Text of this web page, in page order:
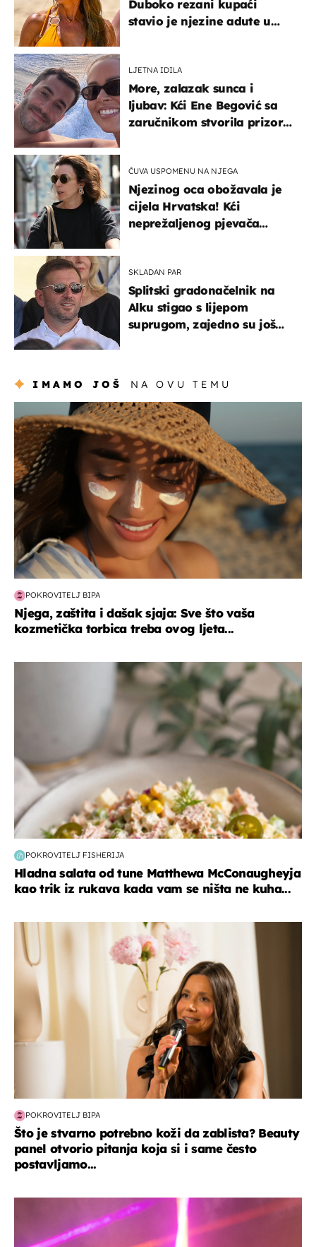
Duboko rezani kupaći
stavio je njezine adute u
LJETNA IDILA
More, zalazak sunca i
ljubav: Kći Ene Begović sa
zaručnikom stvorila prizor
ČUVA USPOMENU NA NJEGA
Njezinog oca obožavala je
cijela Hrvatska! Kći
neprežaljenog pjevača
SKLADAN PAR
Splitski gradonačelnik na
Alku stigao s lijepom
suprugom, zajedno su još
IMAMO JOŠ NA OVU TEMU
moda & ljepota
POKROVITELJ BIPA
Njega, zaštita i dašak sjaja: Sve što vaša
kozmetička torbica treba ovog ljeta...
POKROVITELJ FISHERIJA
Hladna salata od tune Matthewa McConaugheyja
kao trik iz rukava kada vam se ništa ne kuha...
moda & ljepota
POKROVITELJ BIPA
Što je stvarno potrebno koži da zablista? Beauty
panel otvorio pitanja koja si i same često
postavljamo...